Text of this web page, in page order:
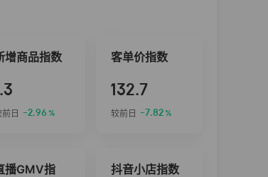
增商品指数
日 -2.96 %
客单价指数
132.7
较前日 -7.82%
播GMV指
抖音小店指数